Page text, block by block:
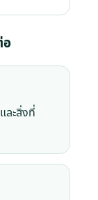
อ
ละสิ่งที่